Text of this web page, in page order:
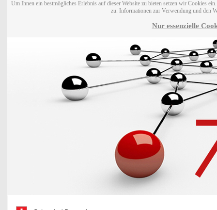
Um Ihnen ein bestmögliches Erlebnis auf dieser Website zu bieten setzen wir Cookies
zu. Informationen zur Verwendung und den
Nur essenzielle